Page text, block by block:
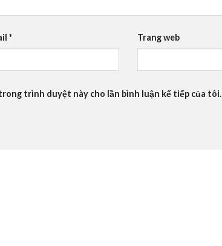
* Trang web
trình duyệt này cho lần bình luận kế tiếp của tôi.